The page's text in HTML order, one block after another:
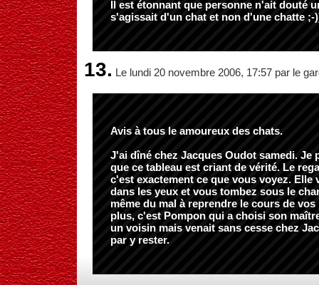
Il est étonnant que personne n'ait douté
s'agissait d'un chat et non d'une chatte ;-
13. Le lundi 20 novembre 2006, 17:57 par le
Avis à tous le amoureux des chats.
J'ai dîné chez Jacques Oudot samedi. Je
que ce tableau est criant de vérité. Le
c'est exactement ce que vous voyez. Elle
dans les yeux et vous tombez sous le
même du mal à reprendre le cours de vos
plus, c'est Pompon qui a choisi son
un voisin mais venait sans cesse chez
par y rester.